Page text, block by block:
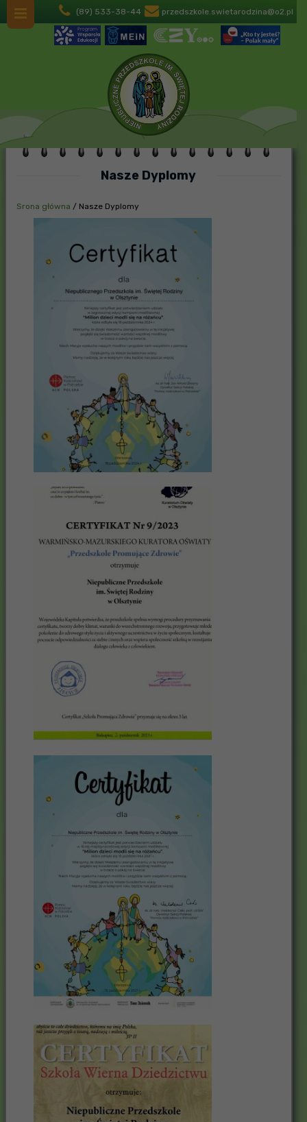
(89) 533-38-44 przedszkole.swietarodzina@o2.pl
Nasze Dyplomy
Srona główna / Nasze Dyplomy